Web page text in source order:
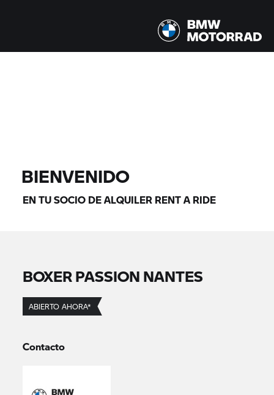
BIENVENIDO
EN TU SOCIO DE ALQUILER RENT A RIDE
BOXER PASSION NANTES
ABIERTO AHORA*
Contacto